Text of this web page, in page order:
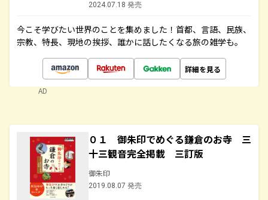
2024.07.18 発売
今こそ学びたい世界のことを集めました！首都、言語、民族、
宗教、特長、現地の挨拶、誰かに話したくなる旅の雑学も。
詳細を見る
AD
０１ 御朱印でめぐる鎌倉のお寺 三
十三観音完全掲載 三訂版
御朱印
2019.08.07 発売